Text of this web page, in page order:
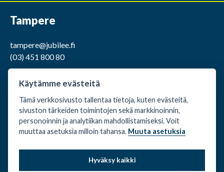
Tampere
tampere@jubilee.fi
(03) 451 800 80
ma-pe klo 9.00 -15.00
Kaakkurintie 12,
37150 Nokia
Käytämme evästeitä
Tämä verkkosivusto tallentaa tietoja, kuten evästeitä,
sivuston tärkeiden toimintojen sekä markkinoinnin,
personoinnin ja analytiikan mahdollistamiseksi. Voit
muuttaa asetuksia milloin tahansa. Muuta asetuksia
Hyväksy kaikki